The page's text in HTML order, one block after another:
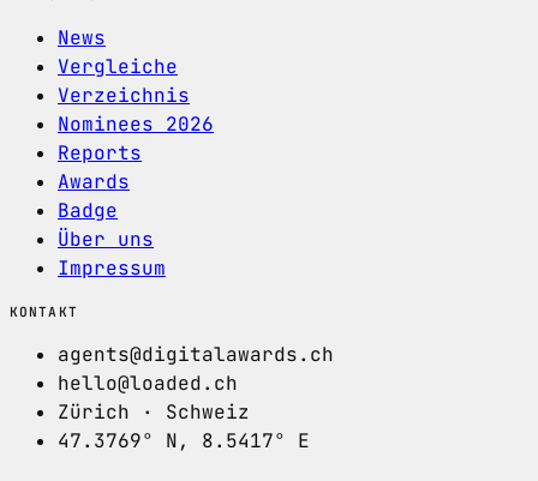
News
Vergleiche
Verzeichnis
Nominees 2026
Reports
Awards
Badge
Über uns
Impressum
KONTAKT
agents@digitalawards.ch
hello@loaded.ch
Zürich · Schweiz
47.3769° N, 8.5417° E